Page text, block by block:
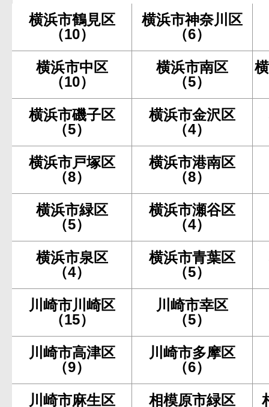
横浜市鶴見区
（10）
横浜市神奈川区
（6）
横浜市中区
（10）
横浜市南区
（5）
横浜市磯子区
（5）
横浜市金沢区
（4）
横浜市戸塚区
（8）
横浜市港南区
（8）
横浜市緑区
（5）
横浜市瀬谷区
（4）
横浜市泉区
（4）
横浜市青葉区
（5）
川崎市川崎区
（15）
川崎市幸区
（5）
川崎市高津区
（9）
川崎市多摩区
（6）
川崎市麻生区
相模原市緑区